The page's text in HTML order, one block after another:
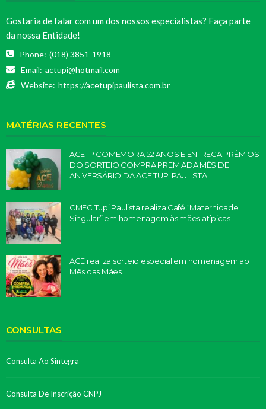
Gostaria de falar com um dos nossos especialistas? Faça parte
da nossa Entidade!
Phone: (018) 3851-1918
Email: actupi@hotmail.com
Website: https://acetupipaulista.com.br
MATÉRIAS RECENTES
ACETP COMEMORA 52 ANOS E ENTREGA PRÊMIOS
DO SORTEIO COMPRA PREMIADA MÊS DE
ANIVERSÁRIO DA ACE TUPI PAULISTA.
CMEC Tupi Paulista realiza Café “Maternidade
Singular” em homenagem às mães atípicas
ACE realiza sorteio especial em homenagem ao
Mês das Mães.
CONSULTAS
Consulta Ao Sintegra
Consulta De Inscrição CNPJ